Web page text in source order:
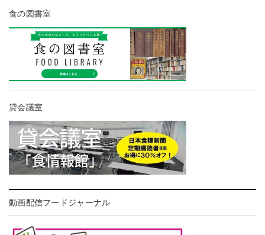
食の図書室
貸会議室
動画配信フードジャーナル